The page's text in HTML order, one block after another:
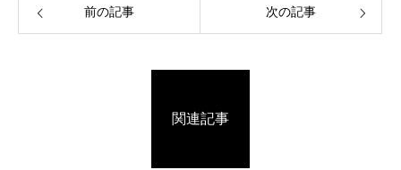
前の記事 次の記事
関連記事